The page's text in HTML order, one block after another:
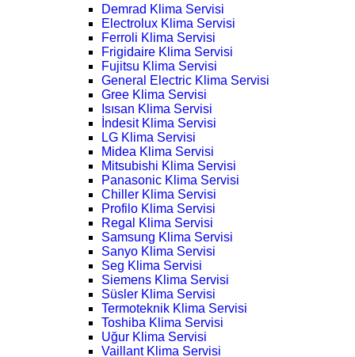
Demrad Klima Servisi
Electrolux Klima Servisi
Ferroli Klima Servisi
Frigidaire Klima Servisi
Fujitsu Klima Servisi
General Electric Klima Servisi
Gree Klima Servisi
Isısan Klima Servisi
İndesit Klima Servisi
LG Klima Servisi
Midea Klima Servisi
Mitsubishi Klima Servisi
Panasonic Klima Servisi
Chiller Klima Servisi
Profilo Klima Servisi
Regal Klima Servisi
Samsung Klima Servisi
Sanyo Klima Servisi
Seg Klima Servisi
Siemens Klima Servisi
Süsler Klima Servisi
Termoteknik Klima Servisi
Toshiba Klima Servisi
Uğur Klima Servisi
Vaillant Klima Servisi